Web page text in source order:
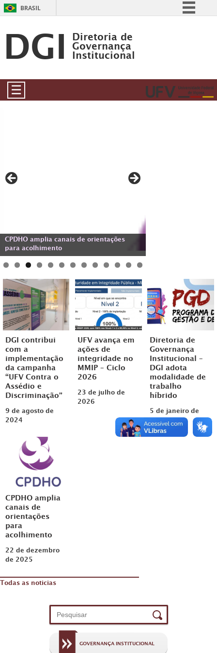
BRASIL
Legislação
Canais
DGI Diretoria de
Governança
Institucional
☰
DGI adota Programa de Gestão e
Desempenho
UFV avança em ações de integridade no
ciclo 2026 do MMIP
CPDHO amplia canais de orientações
para acolhimento
DGI promove capacitações sobre
Convênios nos campi Florestal e Rio
Paranaíba
UFV se destaca em avaliação nacional de
governança, gestão e sustentabilidade
ambiental e social.
Encarregado pelo Tratamento de Dados
Pessoais da UFV
Transparência Ativa: UFV está entre as
instituições número um no ranking
CGU lança e-Agendas 2.0 para reforçar a
transparência das agendas de
autoridades públicas
DGI contribui
com a
implementação
da campanha
“UFV Contra o
Assédio e
Discriminação”
9 de agosto de
2024
UFV avança em
ações de
integridade no
MMIP – Ciclo
2026
23 de julho de
2026
Diretoria de
Governança
Institucional –
DGI adota
modalidade de
trabalho
híbrido
5 de janeiro de
2026
CPDHO amplia
canais de
orientações
para
acolhimento
22 de dezembro
de 2025
Todas as noticias
GOVERNANÇA INSTITUCIONAL